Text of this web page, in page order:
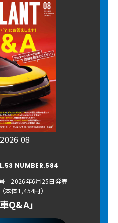
08
NUMBER.584
2026年6月25日発売
本体1,454円）
Q&A」